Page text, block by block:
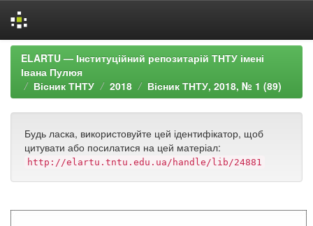
Skip
navigation
ELARTU — Інституційний репозитарій ТНТУ імені
Івана Пулюя
Вісник ТНТУ
2018 Вісник ТНТУ, 2018, № 1 (89)
Будь ласка, використовуйте цей ідентифікатор, щоб
цитувати або посилатися на цей матеріал:
http://elartu.tntu.edu.ua/handle/lib/24881